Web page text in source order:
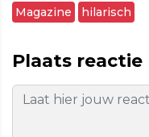
Magazine hilarisch
Plaats reactie